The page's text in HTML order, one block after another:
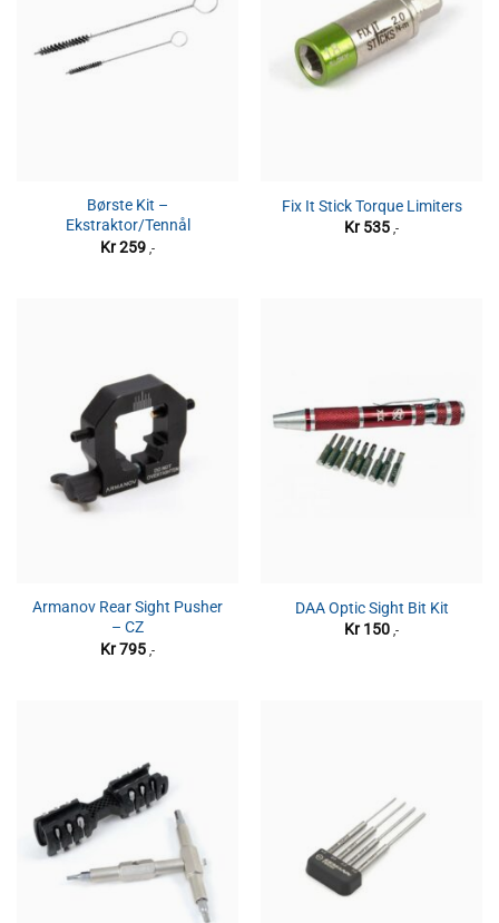
Børste Kit –
Ekstraktor/Tennål
Kr259 ,-
Fix It Stick Torque Limiters
Kr535 ,-
Armanov Rear Sight Pusher
– CZ
Kr795 ,-
DAA Optic Sight Bit Kit
Kr150 ,-